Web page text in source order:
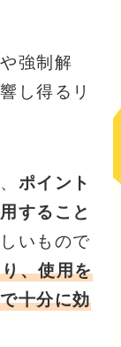
強制解
し得るリ
ポイント
すること
いもので
、使用を
十分に効